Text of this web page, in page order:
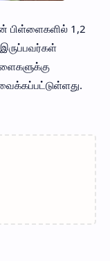
பிள்ளைகளில் 1,2